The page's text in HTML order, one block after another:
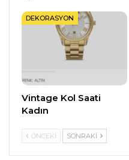
DEKORASYON
Vintage Kol Saati
Kadın
ÖNCEKI SONRAKI